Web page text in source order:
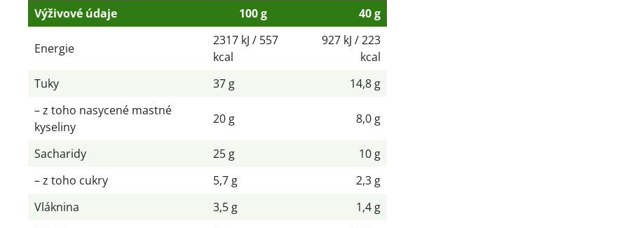
Výživové údaje 100 g 40 g
Energie
2317 kJ / 557
kcal
927 kJ / 223
kcal
Tuky
37 g
14,8 g
– z toho nasycené mastné
kyseliny
20 g 8,0 g
Sacharidy 25 g
10 g
– z toho cukry
5,7 g
2,3 g
Vláknina
3,5 g
1,4 g